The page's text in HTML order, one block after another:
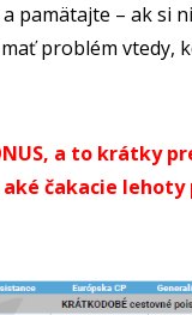
pamätajte – ak si
problém vtedy,
a to krátky
čakacie